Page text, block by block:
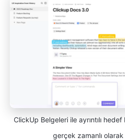
ClickUp Belgeleri ile ayrıntılı
gerçek zamanlı olarak